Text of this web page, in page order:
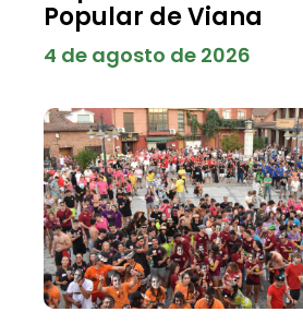
Popular de Viana
4 de agosto de 2026